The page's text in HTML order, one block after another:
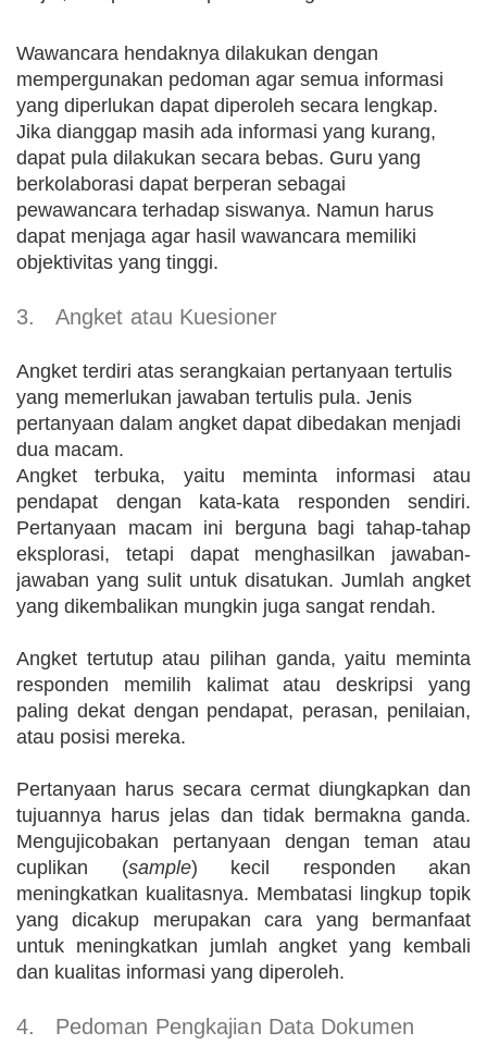
Wawancara hendaknya dilakukan dengan
mempergunakan pedoman agar semua informasi
yang diperlukan dapat diperoleh secara lengkap.
Jika dianggap masih ada informasi yang kurang,
dapat pula dilakukan secara bebas. Guru yang
berkolaborasi dapat berperan sebagai
pewawancara terhadap siswanya. Namun harus
dapat menjaga agar hasil wawancara memiliki
objektivitas yang tinggi.
3. Angket atau Kuesioner
Angket terdiri atas serangkaian pertanyaan tertulis
yang memerlukan jawaban tertulis pula. Jenis
pertanyaan dalam angket dapat dibedakan menjadi
dua macam.
Angket terbuka, yaitu meminta informasi atau
pendapat dengan kata-kata responden sendiri.
Pertanyaan macam ini berguna bagi tahap-tahap
eksplorasi, tetapi dapat menghasilkan jawaban-
jawaban yang sulit untuk disatukan. Jumlah angket
yang dikembalikan mungkin juga sangat rendah.
Angket tertutup atau pilihan ganda, yaitu meminta
responden memilih kalimat atau deskripsi yang
paling dekat dengan pendapat, perasan, penilaian,
atau posisi mereka.
Pertanyaan harus secara cermat diungkapkan dan
tujuannya harus jelas dan tidak bermakna ganda.
Mengujicobakan pertanyaan dengan teman atau
cuplikan (sample) kecil responden akan
meningkatkan kualitasnya. Membatasi lingkup topik
yang dicakup merupakan cara yang bermanfaat
untuk meningkatkan jumlah angket yang kembali
dan kualitas informasi yang diperoleh.
4. Pedoman Pengkajian Data Dokumen